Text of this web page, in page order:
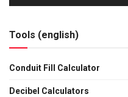
Tools (english)
Conduit Fill Calculator
Decibel Calculators